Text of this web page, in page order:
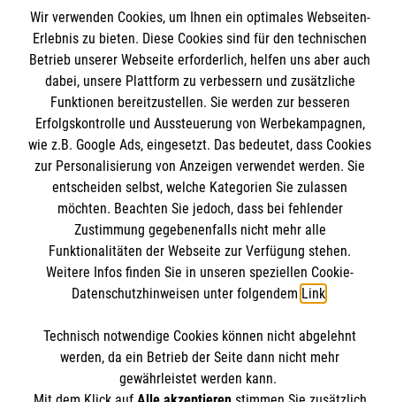
Spenden & Helfen
Angebote & Leistungen
Kursangebote
Mitarbeiten & Stellenangebote
Wir Malteser
Informationen
Kontakt
Presse und Medien
Transparenz
Datenschutz
Malteser online
Malteserorden
Malteser Jugend
Malteser International
Mediathek
Spendenkonto
IBAN: DE68 3706 0193 4006 4700 20
BIC: GENODED 1PA7
Soziale Netzwerke
Wir verwenden Cookies, um Ihnen ein optimales Webseiten-
Erlebnis zu bieten. Diese Cookies sind für den technischen
Betrieb unserer Webseite erforderlich, helfen uns aber auch
dabei, unsere Plattform zu verbessern und zusätzliche
Funktionen bereitzustellen. Sie werden zur besseren
Erfolgskontrolle und Aussteuerung von Werbekampagnen,
wie z.B. Google Ads, eingesetzt. Das bedeutet, dass Cookies
zur Personalisierung von Anzeigen verwendet werden. Sie
entscheiden selbst, welche Kategorien Sie zulassen
möchten. Beachten Sie jedoch, dass bei fehlender
Zustimmung gegebenenfalls nicht mehr alle
Funktionalitäten der Webseite zur Verfügung stehen.
Weitere Infos finden Sie in unseren speziellen Cookie-
Datenschutzhinweisen unter folgendem Link.
Technisch notwendige Cookies können nicht abgelehnt
werden, da ein Betrieb der Seite dann nicht mehr
gewährleistet werden kann.